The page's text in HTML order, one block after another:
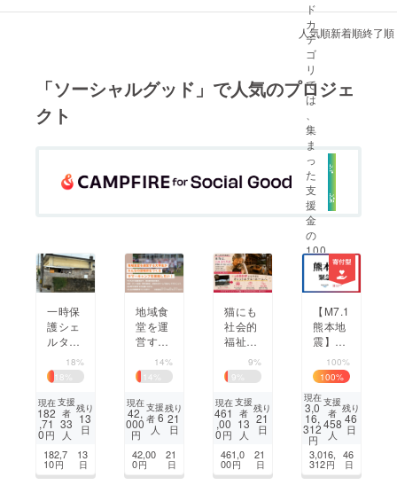
CAMPFIRE for Social Good
CAMPFIRE Creation
コミュニティ
人気順新着順終了順
「ソーシャルグッド」で人気のプロジェ
クト
ド
カ
テ
ゴ
リ
で
は
集
ま
っ
た
支
援
金
の
100
%
受
取
る
と
が
で
き
ま
す
。
一時保
護シェ
ルター
整備で
地域共
生を目
指した
い。猫
たちの
希望の
光を！
18%
18
現在
182
,71
0円
支援
者
33
人
残り
13
日
182,7
10円
13
日
地域食
堂を運
営する
大学生
がみん
なの居
場所を
作るサ
マー
プを今
年も実
14%
14
現在
42,
000
円
支援
者6
人
残り
21
日
42,00
0円
21
日
猫にも
社会的
福祉を
｜約60
0坪の
元牛舎
を
キャッ
トホテ
ホーム
に
9%
9
現在
461
,00
0円
支援
者
13
人
残り
21
日
461,0
00円
21
日
【M7.1
熊本地
震】緊
急支援
を開
始。被
災地へ
ご支援
を
100%
100%
現在
3,0
16,
312
円
支援
者
458
人
残り
46
日
3,016,
312円
46
日